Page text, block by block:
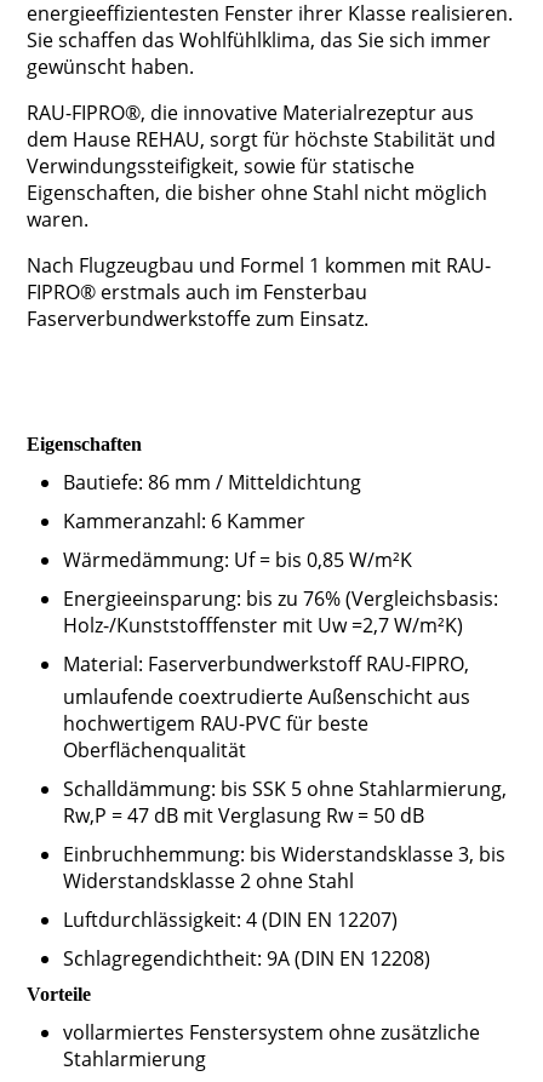
energieeffizientesten Fenster ihrer Klasse realisieren.
Sie schaffen das Wohlfühlklima, das Sie sich immer
gewünscht haben.
RAU-FIPRO®, die innovative Materialrezeptur aus
dem Hause REHAU, sorgt für höchste Stabilität und
Verwindungssteifigkeit, sowie für statische
Eigenschaften, die bisher ohne Stahl nicht möglich
waren.
Nach Flugzeugbau und Formel 1 kommen mit RAU-
FIPRO® erstmals auch im Fensterbau
Faserverbundwerkstoffe zum Einsatz.
Eigenschaften
Bautiefe: 86 mm / Mitteldichtung
Kammeranzahl: 6 Kammer
Wärmedämmung: Uf = bis 0,85 W/m²K
Energieeinsparung: bis zu 76% (Vergleichsbasis:
Holz-/Kunststofffenster mit Uw =2,7 W/m²K)
Material: Faserverbundwerkstoff RAU-FIPRO,
umlaufende coextrudierte Außenschicht aus
hochwertigem RAU-PVC für beste
Oberflächenqualität
Schalldämmung: bis SSK 5 ohne Stahlarmierung,
Rw,P = 47 dB mit Verglasung Rw = 50 dB
Einbruchhemmung: bis Widerstandsklasse 3, bis
Widerstandsklasse 2 ohne Stahl
Luftdurchlässigkeit: 4 (DIN EN 12207)
Schlagregendichtheit: 9A (DIN EN 12208)
Vorteile
vollarmiertes Fenstersystem ohne zusätzliche
Stahlarmierung